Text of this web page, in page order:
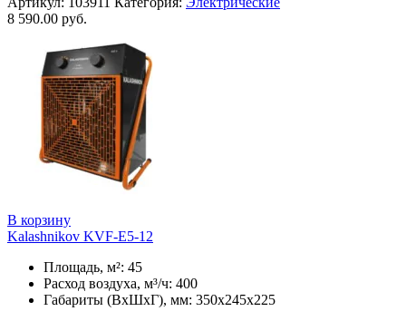
8 590.00 руб.
В корзину
Kalashnikov KVF-E5-12
Площадь, м²: 45
Расход воздуха, м³/ч: 400
Габариты (ВхШхГ), мм: 350x245x225